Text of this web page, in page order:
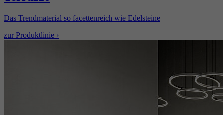
Das Trendmaterial so facettenreich wie Edelsteine
zur Produktlinie ›